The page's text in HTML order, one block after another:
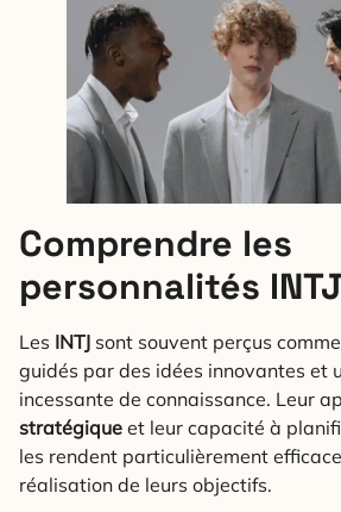
Comprendre les
personnalités
Les INTJ sont souvent perçus
guidés par des idées innovantes et
incessante de connaissance. Leur
stratégique et leur capacité à
les rendent particulièrement
réalisation de leurs objectifs.